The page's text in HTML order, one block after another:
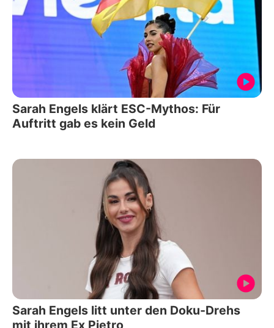
Sarah Engels klärt ESC-Mythos: Für
Auftritt gab es kein Geld
Sarah Engels litt unter den Doku-Drehs
mit ihrem Ex Pietro